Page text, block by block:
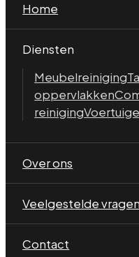
Home
Diensten
Meubelreiniging
oppervlakken
reiniging
Over ons
Veelgestelde vragen
Contact